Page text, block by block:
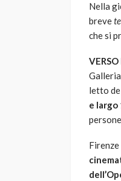
Nella
breve
che si
VERSO
letto
e largo